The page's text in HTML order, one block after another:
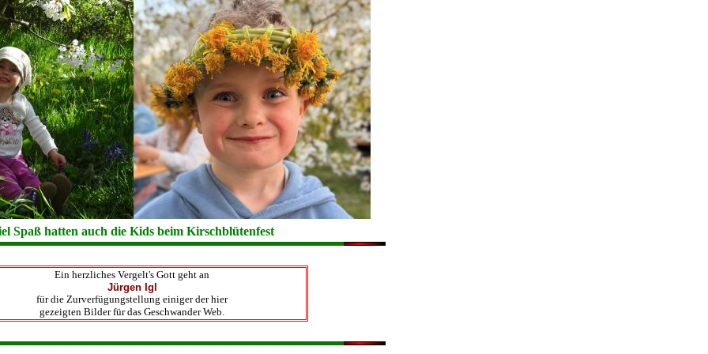
Spaß hatten auch die Kids beim Kirschblütenfest
Ein herzliches Vergelt's Gott geht an
Jürgen Igl
für die Zurverfügungstellung einiger der hier
gezeigten Bilder für das Geschwander Web.